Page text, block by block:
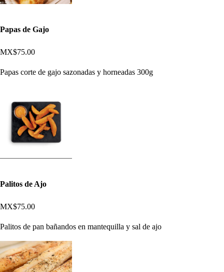
Papas de Gajo
MX$75.00
Papas corte de gajo sazonadas y horneadas 300g
Palitos de Ajo
MX$75.00
Palitos de pan bañandos en mantequilla y sal de ajo